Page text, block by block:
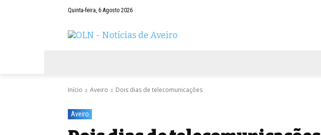
Quinta-feira, 6 Agosto 2026
Início Aveiro Dois dias de telecomunicações
Aveiro